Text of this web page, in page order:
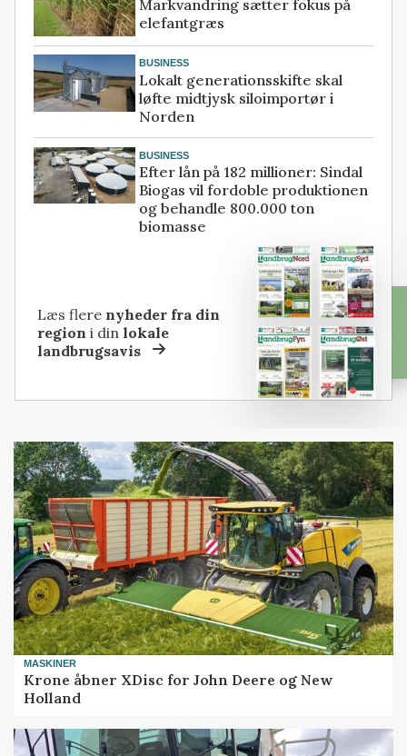
Markvandring sætter fokus på
elefantgræs
BUSINESS
Lokalt generationsskifte skal
løfte midtjysk siloimportør i
Norden
BUSINESS
Efter lån på 182 millioner: Sindal
Biogas vil fordoble produktionen
og behandle 800.000 ton
biomasse
Læs flere nyheder fra din
region i dinlokale
landbrugsavis
MASKINER
Krone åbner XDisc for John Deere og New
Holland